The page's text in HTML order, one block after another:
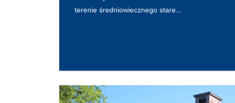
terenie średniowiecznego stare...